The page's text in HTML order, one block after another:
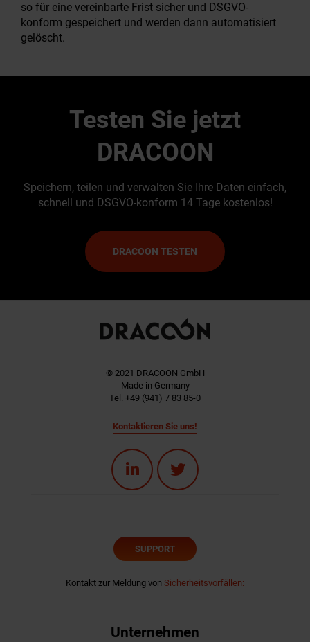
so für eine vereinbarte Frist sicher und DSGVO-
konform gespeichert und werden dann automatisiert
gelöscht.
Testen Sie jetzt
DRACOON
Speichern, teilen und verwalten Sie Ihre Daten einfach,
schnell und DSGVO-konform 14 Tage kostenlos!
DRACOON TESTEN
© 2021 DRACOON GmbH
Made in Germany
Tel. +49 (941) 7 83 85-0
Kontaktieren Sie uns!
SUPPORT
Kontakt zur Meldung von Sicherheitsvorfällen:
Unternehmen